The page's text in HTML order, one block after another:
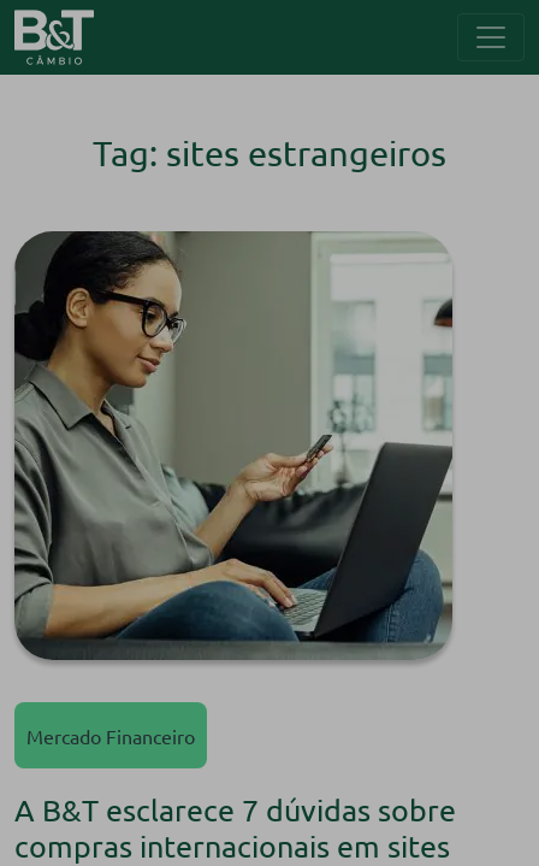
Tag: sites estrangeiros
Mercado Financeiro
A B&T esclarece 7 dúvidas sobre
compras internacionais em sites